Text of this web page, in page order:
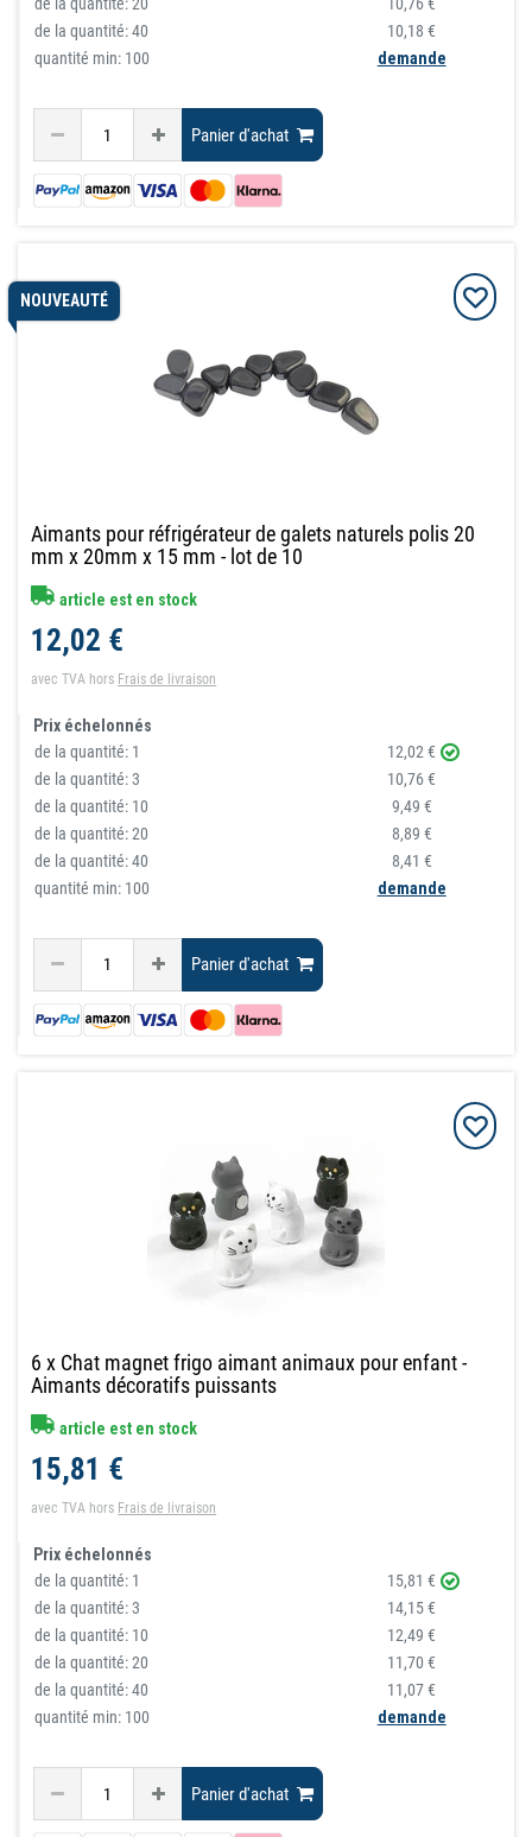
de la quantité:40
10,18 €
quantité min: 100
demande
Panier d'achat
NOUVEAUTÉ
Aimants pour réfrigérateur de galets naturels polis 20
mm x 20mm x 15 mm - lot de 10
article est en stock
12,02 €
avec TVA hors Frais de livraison
Prix échelonnés
de la quantité: 1
12,02 €
de la quantité:3
10,76 €
de la quantité: 10
9,49 €
de la quantité:20
8,89 €
de la quantité:40
8,41 €
quantité min: 100
demande
Panier d'achat
6 x Chat magnet frigo aimant animaux pour enfant -
Aimants décoratifs puissants
article est en stock
15,81 €
avec TVA hors Frais de livraison
Prix échelonnés
de la quantité: 1
15,81 €
de la quantité:3
14,15 €
de la quantité: 10
12,49 €
de la quantité:20
11,70 €
de la quantité:40
11,07 €
quantité min: 100
demande
Panier d'achat